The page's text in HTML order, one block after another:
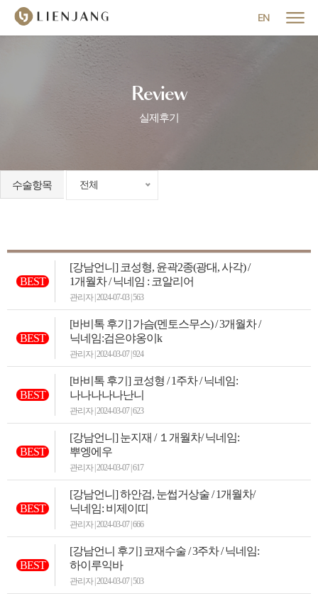
EN
Review
실제후기
수술항목 전체
BEST
[강남언니] 코성형, 윤곽2종(광대, 사각) /
1개월차 / 닉네임 : 코알리어
관리자 | 2024-07-03 | 563
BEST
[바비톡 후기] 가슴(멘토스무스) / 3개월차 /
닉네임:검은야옹이k
관리자 | 2024-03-07 | 924
BEST
[바비톡 후기] 코성형 / 1주차 / 닉네임:
나나나나나난니
관리자 | 2024-03-07 | 623
BEST
[강남언니] 눈지재 / １개월차/ 닉네임:
뿌엥에우
관리자 | 2024-03-07 | 617
BEST
[강남언니] 하안검, 눈썹거상술 / 1개월차/
닉네임: 비제이띠
관리자 | 2024-03-07 | 666
BEST
[강남언니 후기] 코재수술 / 3주차 / 닉네임:
하이루익바
관리자 | 2024-03-07 | 503